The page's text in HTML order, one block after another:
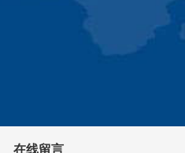
在线留言